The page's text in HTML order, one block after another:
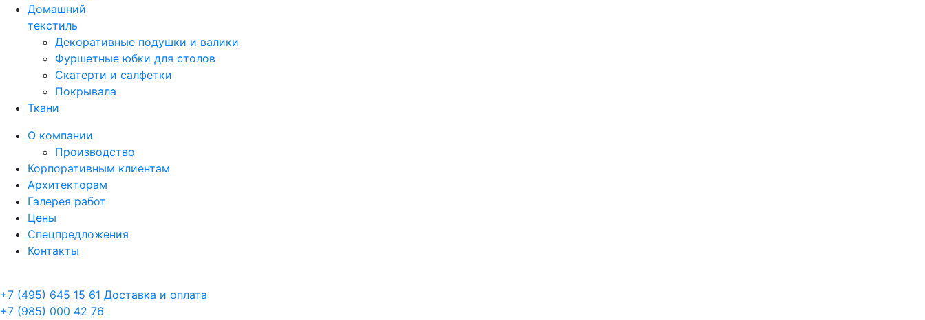
Домашний
текстиль
Декоративные подушки и валики
Фуршетные юбки для столов
Скатерти и салфетки
Покрывала
Ткани
О компании
Производство
Корпоративным клиентам
Архитекторам
Галерея работ
Цены
Спецпредложения
Контакты
+7 (495) 645 15 61 Доставка и оплата
+7 (985) 000 42 76